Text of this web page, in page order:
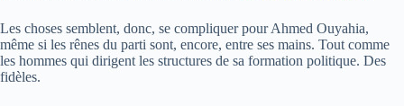
Les choses semblent, donc, se compliquer pour Ahmed Ouyahia,
même si les rênes du parti sont, encore, entre ses mains. Tout comme
les hommes qui dirigent les structures de sa formation politique. Des
fidèles.